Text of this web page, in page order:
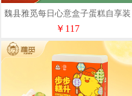
魏县雅觅每日心意盒子蛋糕自享装
660g
￥117